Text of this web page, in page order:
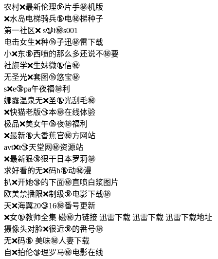
农村❌最新伦理🔞片手㊙️机版
❌水岛电梯骑兵🔞电㊙️梯种子
第一社区❌ s🔞i㊙️s001
电击女生❌种🔞子迅㊙️雷下载
小❌东🔞西喷的那么多还说不㊙️要
社旗学❌生妹微🔞信㊙️
无圣光❌套图🔞悠宝㊙️
s❌e🔞pa午夜福㊙️利
娜露温泉无❌圣🔞光刮毛㊙️
❌快猫老版🔞本㊙️在线体验
极品❌美女午🔞夜㊙️福利
❌最新🔞大香蕉官㊙️方网站
avt❌t🔞天堂网㊙️资源站
❌最新狠🔞狠干日本罗莉㊙️
求好看的无❌码h🔞动㊙️漫
扒❌开她🔞的下面㊙️直喷白浆图片
欧美禁播限❌制级🔞电影下载㊙️
天❌海翼20🔞16㊙️番号更新
❌女🔞教师全集 磁㊙️力链接 迅雷下载 迅雷下载 迅雷下载地址
摄像头对脸❌很近🔞的番号㊙️
无❌码🔞 美味㊙️人妻下载
自❌拍伦🔞理罗马㊙️电影在线